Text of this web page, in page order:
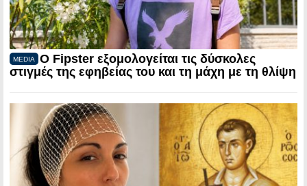
MEDIA
Ο Fipster εξομολογείται τις δύσκολες
στιγμές της εφηβείας του και τη μάχη με τη θλίψη